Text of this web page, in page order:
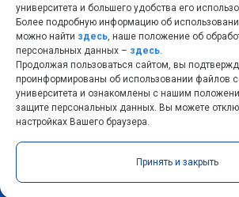
+7 (846) 267-49-99
help@ssau.ru
Самарский университет © 2026 |ssau.ru
RSS
университета и большего удобства его
Более подробную информацию об
можно найти здесь, наше положение об
персональных данных – здесь.
Продолжая пользоваться сайтом, вы
проинформированы об использовании файлов
университета и ознакомлены с нашим
защите персональных данных. Вы можете
настройках Вашего браузера.
Принять и закрыть